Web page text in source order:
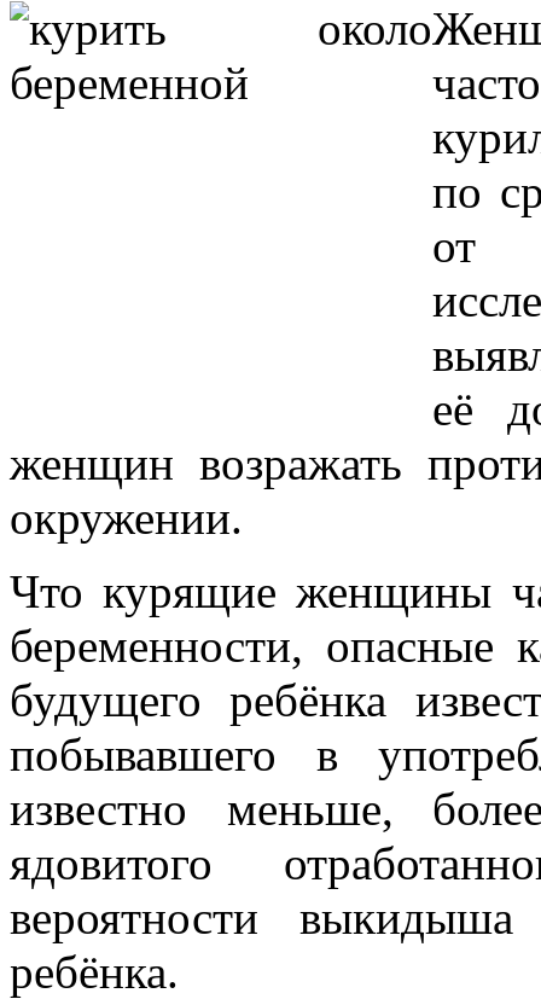
по
от
её
женщин возражать
окружении.
Что курящие женщины
беременности, опасные
будущего ребёнка
побывавшего в
известно меньше,
ядовитого
вероятности
ребёнка.